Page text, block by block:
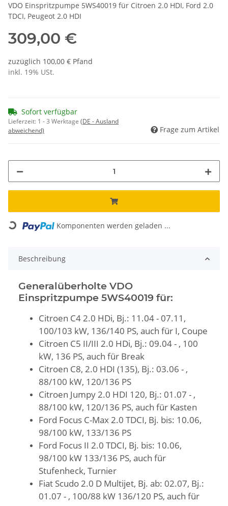
VDO Einspritzpumpe 5WS40019 für Citroen 2.0 HDI, Ford 2.0
TDCI, Peugeot 2.0 HDI
309,00 €
zuzüglich 100,00 € Pfand
inkl. 19% USt.
Sofort verfügbar
Lieferzeit: 1 - 3 Werktage (DE - Ausland
abweichend)
Frage zum Artikel
Komponenten werden geladen ...
Beschreibung
Generalüberholte VDO
Einspritzpumpe 5WS40019 für:
Citroen C4 2.0 HDi, Bj.: 11.04 - 07.11,
100/103 kW, 136/140 PS, auch für I, Coupe
Citroen C5 II/III 2.0 HDi, Bj.: 09.04 - , 100
kW, 136 PS, auch für Break
Citroen C8, 2.0 HDI (135), Bj.: 03.06 - ,
88/100 kW, 120/136 PS
Citroen Jumpy 2.0 HDI 120, Bj.: 01.07 - ,
88/100 kW, 120/136 PS, auch für Kasten
Ford Focus C-Max 2.0 TDCI, Bj. bis: 10.06,
98/100 kW, 133/136 PS
Ford Focus II 2.0 TDCI, Bj. bis: 10.06,
98/100 kW 133/136 PS, auch für
Stufenheck, Turnier
Fiat Scudo 2.0 D Multijet, Bj. ab: 02.07, Bj.:
01.07 - , 100/88 kW 136/120 PS, auch für